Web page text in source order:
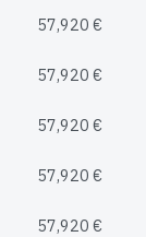
57,920 €
57,920 €
57,920 €
57,920 €
57,920 €